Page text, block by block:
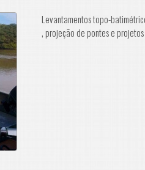
Levantamentos topo-
, projeção de pontes e